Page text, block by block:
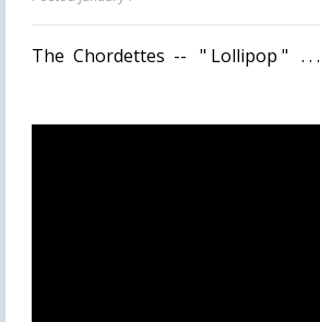
The Chordettes -- " Lollipop " . . .